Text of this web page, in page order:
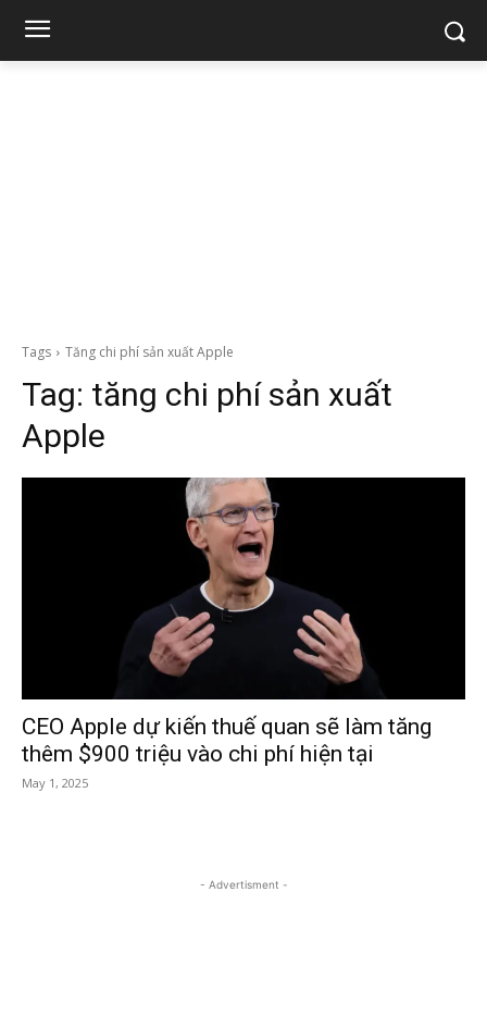
Tags Tăng chi phí sản xuất Apple
Tag: tăng chi phí sản xuất
Apple
CEO Apple dự kiến ​​thuế quan sẽ làm tăng
thêm $900 triệu vào chi phí hiện tại
May 1, 2025
- Advertisment -